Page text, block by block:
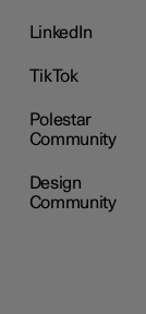
LinkedIn
TikTok
Polestar
Community
Design
Community